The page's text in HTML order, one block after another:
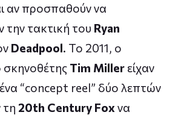
αν προσπαθούν να
τακτική του Ryan
Deadpool. Το 2011, ο
σκηνοθέτης Tim Miller είχαν
“concept reel” δύο λεπτών
τη 20th Century Fox να